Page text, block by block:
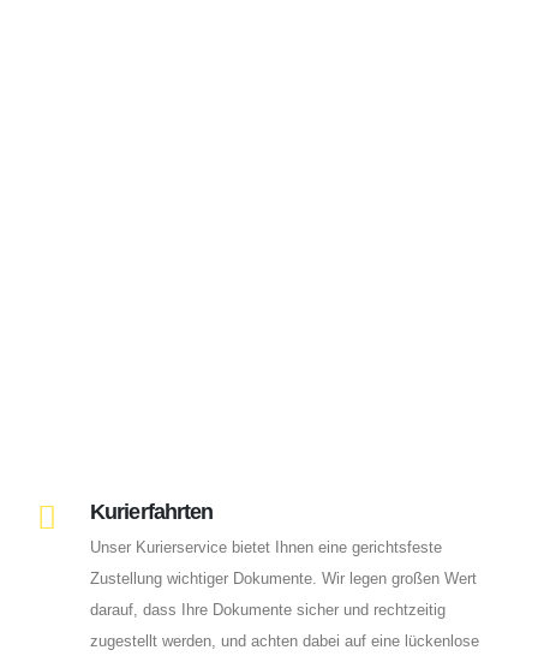
Kurierfahrten
Unser Kurierservice bietet Ihnen eine gerichtsfeste
Zustellung wichtiger Dokumente. Wir legen großen Wert
darauf, dass Ihre Dokumente sicher und rechtzeitig
zugestellt werden, und achten dabei auf eine lückenlose